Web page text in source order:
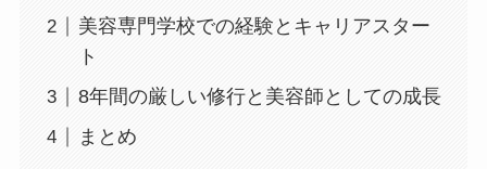
美容専門学校での経験とキャリアスター
ト
8年間の厳しい修行と美容師としての成長
まとめ